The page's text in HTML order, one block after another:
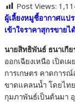
e
b
o
o
k
itt
er
e
Post Views:
ผู้เลี้ยงหมูชี้อากาศแป
เข้าใจราคาสุกรขาย
นายสิทธิพันธ์ ธนาเกี
ออกเฉียงเหนือ เปิด
การเกษตร คาดการ
ขาดแคลนน้ำ โดยไทย
กุมภาพันธ์เป็นต้นมา